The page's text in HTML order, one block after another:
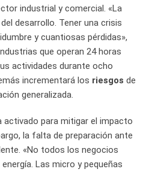
industrial y comercial. «La
desarrollo. Tener una crisis
y cuantiosas pérdidas»,
que operan 24 horas
actividades durante ocho
incrementará los riesgos de
generalizada.
para mitigar el impacto
la falta de preparación ante
«No todos los negocios
Las micro y pequeñas